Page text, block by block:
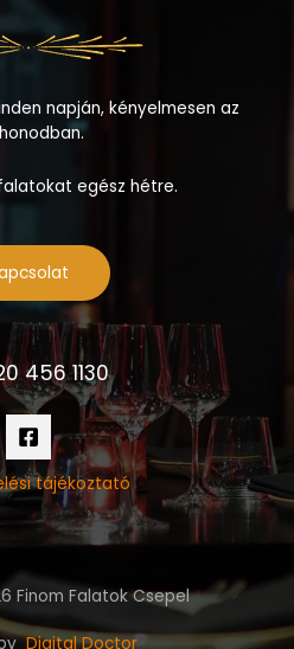
napján, kényelmesen az
egész hétre.
456 1130
tájékoztató
Finom Falatok Csepel
byDigital Doctor